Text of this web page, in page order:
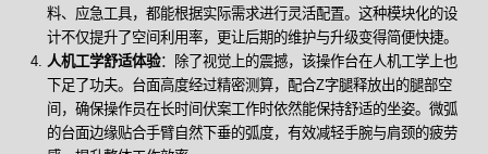
料、应急工具，都能根据实际需求进行灵活配置。这种模块化的设
计不仅提升了空间利用率，更让后期的维护与升级变得简便快捷。
人机工学舒适体验：除了视觉上的震撼，该操作台在人机工学上也
下足了功夫。台面高度经过精密测算，配合Z字腿释放出的腿部空
间，确保操作员在长时间伏案工作时依然能保持舒适的坐姿。微弧
的台面边缘贴合手臂自然下垂的弧度，有效减轻手腕与肩颈的疲劳